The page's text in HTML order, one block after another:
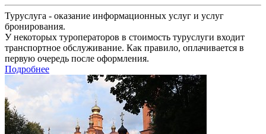
Туруслуга - оказание информационных услуг и услуг
бронирования.
У некоторых туроператоров в стоимость туруслуги входит
транспортное обслуживание. Как правило, оплачивается в
первую очередь после оформления.
Подробнее